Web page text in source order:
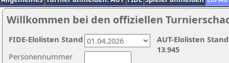
Willkommen bei den offiziellen
Personennummer
AUT-Elolisten
13.945
FIDE-Elolisten Stand